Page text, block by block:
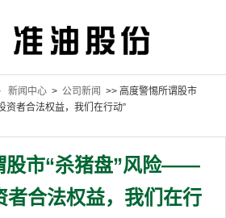
新闻中心 > 公司新闻 >> 高度警惕所谓股市
者合法权益，我们在行动”
股市“杀猪盘”风险——
者合法权益，我们在行